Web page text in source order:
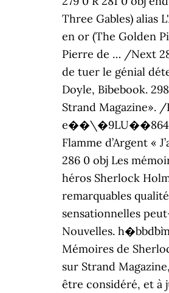
Three Gables) alias
en or (The Golden
Pierre de … /Next
de tuer le génial
Doyle, Bibebook.
Strand
Flamme d’Argent «
286 0 obj Les
héros Sherlock
remarquables
sensationnelles
Nouvelles.
Mémoires de
sur Strand
être considéré, et à